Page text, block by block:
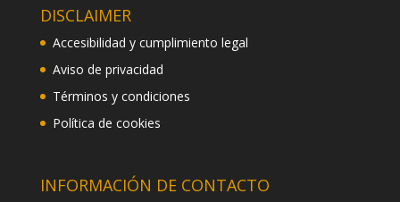
DISCLAIMER
Accesibilidad y cumplimiento legal
Aviso de privacidad
Términos y condiciones
Política de cookies
INFORMACIÓN DE CONTACTO